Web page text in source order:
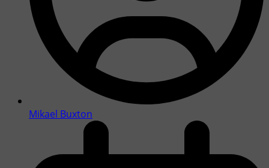
Mikael Buxton